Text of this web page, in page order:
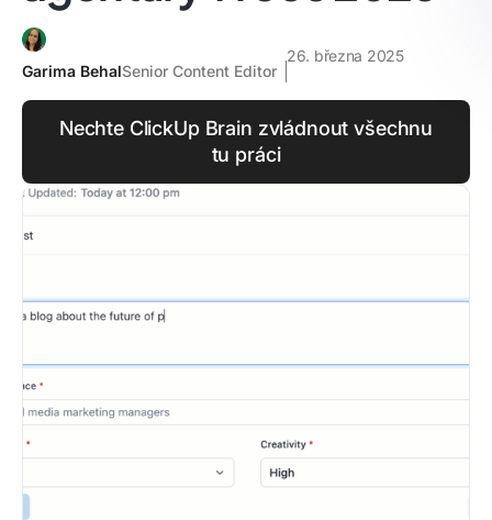
Garima BehalSenior Content Editor
26. března 2025
Nechte ClickUp Brain zvládnout všechnu
tu práci